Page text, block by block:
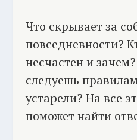
Что скрывает за
повседневности?
несчастен и
следуешь
устарели? На все
поможет найти